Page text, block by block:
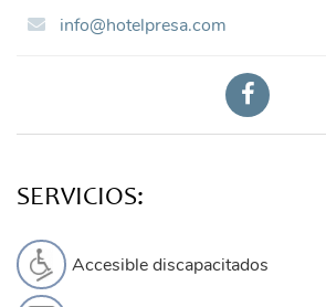
info@hotelpresa.com
SERVICIOS:
Accesible discapacitados